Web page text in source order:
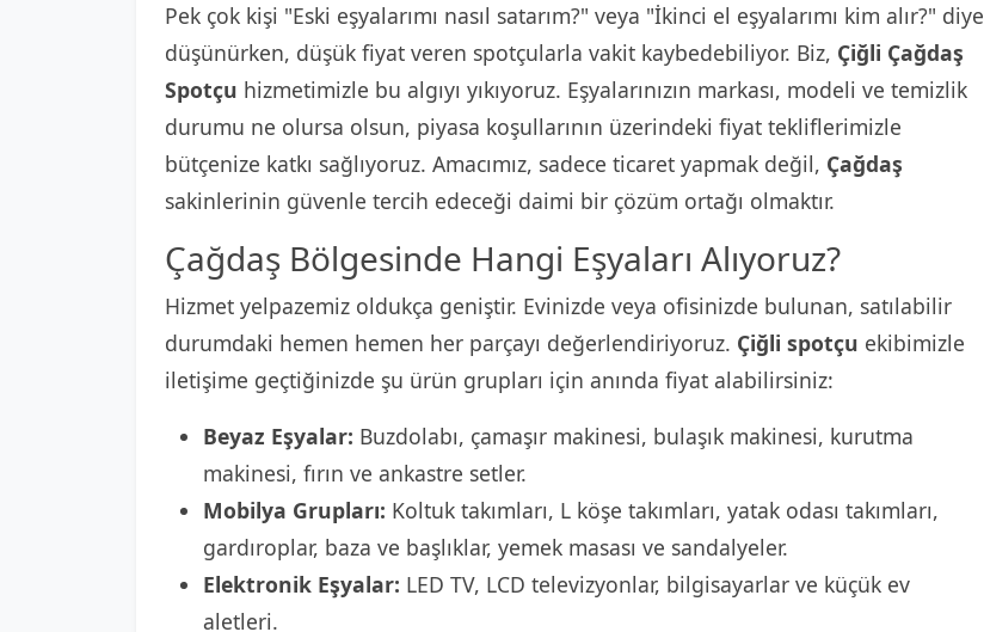
Pek çok kişi "Eski eşyalarımı nasıl satarım?" veya "İkinci el eşyalarımı kim alır?" diye
düşünürken, düşük fiyat veren spotçularla vakit kaybedebiliyor. Biz, Çiğli Çağdaş
Spotçu hizmetimizle bu algıyı yıkıyoruz. Eşyalarınızın markası, modeli ve temizlik
durumu ne olursa olsun, piyasa koşullarının üzerindeki fiyat tekliflerimizle
bütçenize katkı sağlıyoruz. Amacımız, sadece ticaret yapmak değil, Çağdaş
sakinlerinin güvenle tercih edeceği daimi bir çözüm ortağı olmaktır.
Çağdaş Bölgesinde Hangi Eşyaları Alıyoruz?
Hizmet yelpazemiz oldukça geniştir. Evinizde veya ofisinizde bulunan, satılabilir
durumdaki hemen hemen her parçayı değerlendiriyoruz. Çiğli spotçu ekibimizle
iletişime geçtiğinizde şu ürün grupları için anında fiyat alabilirsiniz:
Beyaz Eşyalar: Buzdolabı, çamaşır makinesi, bulaşık makinesi, kurutma
makinesi, fırın ve ankastre setler.
Mobilya Grupları: Koltuk takımları, L köşe takımları, yatak odası takımları,
gardıroplar, baza ve başlıklar, yemek masası ve sandalyeler.
Elektronik Eşyalar: LED TV, LCD televizyonlar, bilgisayarlar ve küçük ev
aletleri.